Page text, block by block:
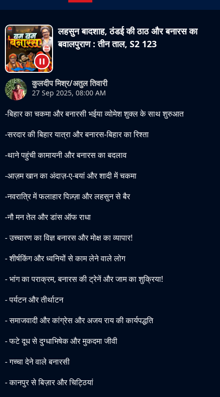
लहसुन बादशाह, ठंडई की ठाठ और बनारस का
बवालपुराण : तीन ताल, S2 123
कुलदीप मिश्र/अतुल तिवारी
27 Sep 2025, 08:00 AM
-बिहार का चकमा और बनारसी भईया व्योमेश शुक्ल के साथ शुरुआत
-सरदार की बिहार यात्रा और बनारस-बिहार का रिश्ता
-थाने पहुंची कामायनी और बनारस का बदलाव
-आज़म खान का अंदाज़-ए-बयां और शादी में चकमा
-नवरात्रि में फलाहार पिज़्ज़ा और लहसुन से बैर
-नौ मन तेल और डांस ऑफ राधा
- उच्चारण का विज्ञ बनारस और मोक्ष का व्यापार!
- शीर्षकिंग और ध्वनियों से काम लेने वाले लोग
- भांग का पराक्रम, बनारस की ट्रेनें और जाम का शुक्रिया!
- पर्यटन और तीर्थाटन
- समाजवादी और कांग्रेस और अजय राय की कार्यपद्धति
- फटे दूध से दुग्धाभिषेक और मुकदमा जीवी
- गच्चा देने वाले बनारसी
- कानपुर से बिज़ार और चिट्ठियां